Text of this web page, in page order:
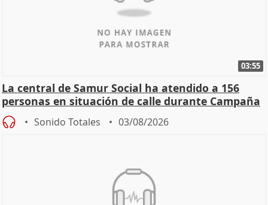
03:55
La central de Samur Social ha atendido a 156
personas en situación de calle durante Campaña
de Calor
Sonido Totales 03/08/2026